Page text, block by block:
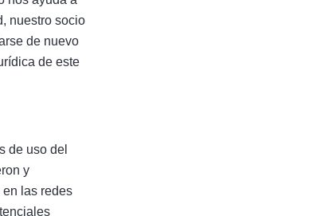
nuestro socio
de nuevo
de este
de uso del
y
las redes